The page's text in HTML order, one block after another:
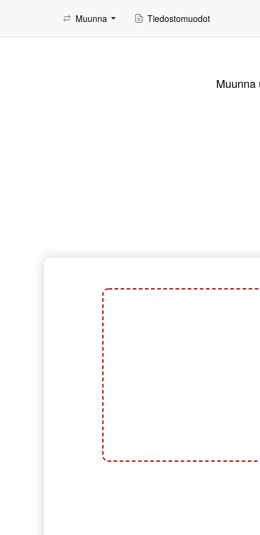
Muunna Tiedostomuodot
Muunna